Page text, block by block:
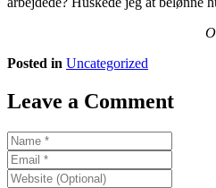
Posted in Uncategorized
Leave a Comment